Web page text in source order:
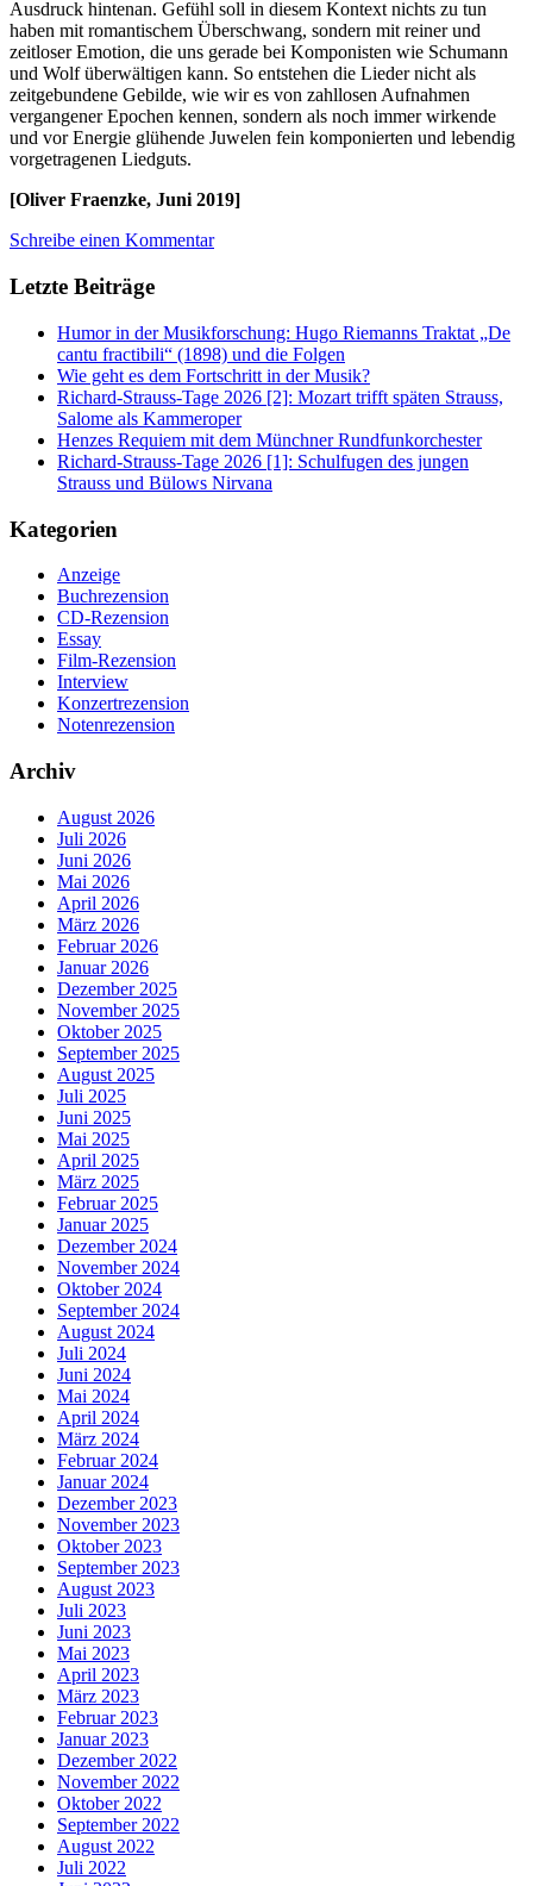
Ausdruck hintenan. Gefühl soll in diesem Kontext nichts zu tun
haben mit romantischem Überschwang, sondern mit reiner und
zeitloser Emotion, die uns gerade bei Komponisten wie Schumann
und Wolf überwältigen kann. So entstehen die Lieder nicht als
zeitgebundene Gebilde, wie wir es von zahllosen Aufnahmen
vergangener Epochen kennen, sondern als noch immer wirkende
und vor Energie glühende Juwelen fein komponierten und lebendig
vorgetragenen Liedguts.
[Oliver Fraenzke, Juni 2019]
Schreibe einen Kommentar
Letzte Beiträge
Humor in der Musikforschung: Hugo Riemanns Traktat „De
cantu fractibili“ (1898) und die Folgen
Wie geht es dem Fortschritt in der Musik?
Richard-Strauss-Tage 2026 [2]: Mozart trifft späten Strauss,
Salome als Kammeroper
Henzes Requiem mit dem Münchner Rundfunkorchester
Richard-Strauss-Tage 2026 [1]: Schulfugen des jungen
Strauss und Bülows Nirvana
Kategorien
Anzeige
Buchrezension
CD-Rezension
Essay
Film-Rezension
Interview
Konzertrezension
Notenrezension
Archiv
August 2026
Juli 2026
Juni 2026
Mai 2026
April 2026
März 2026
Februar 2026
Januar 2026
Dezember 2025
November 2025
Oktober 2025
September 2025
August 2025
Juli 2025
Juni 2025
Mai 2025
April 2025
März 2025
Februar 2025
Januar 2025
Dezember 2024
November 2024
Oktober 2024
September 2024
August 2024
Juli 2024
Juni 2024
Mai 2024
April 2024
März 2024
Februar 2024
Januar 2024
Dezember 2023
November 2023
Oktober 2023
September 2023
August 2023
Juli 2023
Juni 2023
Mai 2023
April 2023
März 2023
Februar 2023
Januar 2023
Dezember 2022
November 2022
Oktober 2022
September 2022
August 2022
Juli 2022